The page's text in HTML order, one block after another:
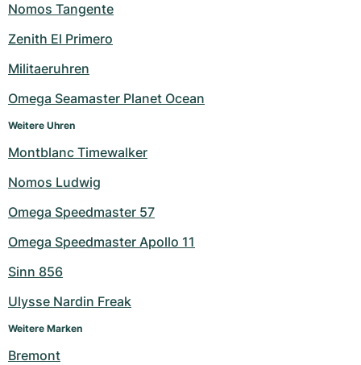
Nomos Tangente
Zenith El Primero
Militaeruhren
Omega Seamaster Planet Ocean
Weitere Uhren
Montblanc Timewalker
Nomos Ludwig
Omega Speedmaster 57
Omega Speedmaster Apollo 11
Sinn 856
Ulysse Nardin Freak
Weitere Marken
Bremont